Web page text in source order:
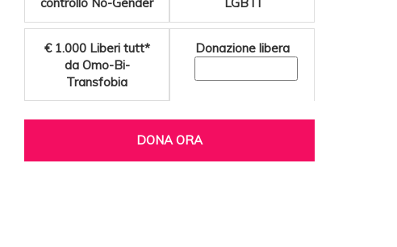
controllo No-Gender
LGBTI
€ 1.000 Liberi tutt*
da Omo-Bi-
Transfobia
Donazione libera
DONA ORA